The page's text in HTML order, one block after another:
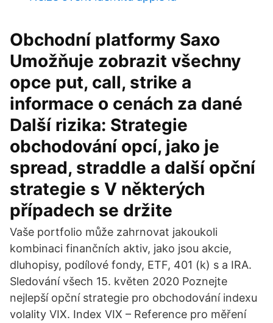
Obchodní platformy Saxo
Umožňuje zobrazit všechny
opce put, call, strike a
informace o cenách za dané
Další rizika: Strategie
obchodování opcí, jako je
spread, straddle a další opční
strategie s V některých
případech se držite
Vaše portfolio může zahrnovat jakoukoli
kombinaci finančních aktiv, jako jsou akcie,
dluhopisy, podílové fondy, ETF, 401 (k) s a IRA.
Sledování všech 15. květen 2020 Poznejte
nejlepší opční strategie pro obchodování indexu
volality VIX. Index VIX – Reference pro měření